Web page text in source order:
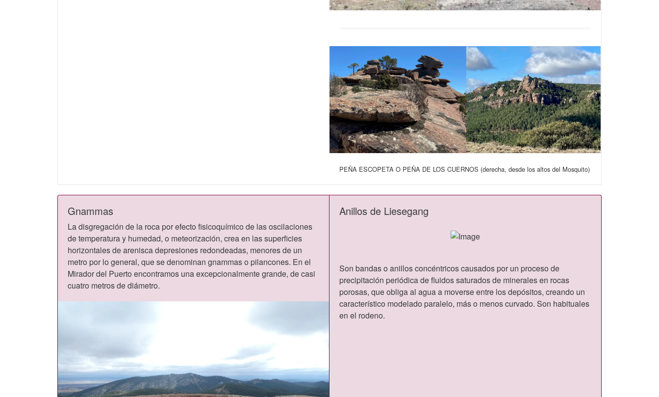
PEÑA ESCOPETA O PEÑA DE LOS CUERNOS (derecha, desde los altos del Mosquito)
Gnammas
La disgregación de la roca por efecto fisicoquímico de las oscilaciones
de temperatura y humedad, o meteorización, crea en las superficies
horizontales de arenisca depresiones redondeadas, menores de un
metro por lo general, que se denominan gnammas o pilancones. En el
Mirador del Puerto encontramos una excepcionalmente grande, de casi
cuatro metros de diámetro.
Anillos de Liesegang
Son bandas o anillos concéntricos causados por un proceso de
precipitación periódica de fluidos saturados de minerales en rocas
porosas, que obliga al agua a moverse entre los depósitos, creando un
característico modelado paralelo, más o menos curvado. Son habituales
en el rodeno.